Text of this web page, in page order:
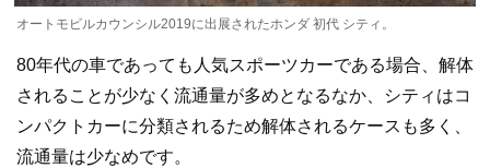
オートモビルカウンシル2019に出展されたホンダ 初代 シティ。
80年代の車であっても人気スポーツカーである場合、解体
されることが少なく流通量が多めとなるなか、シティはコ
ンパクトカーに分類されるため解体されるケースも多く、
流通量は少なめです。